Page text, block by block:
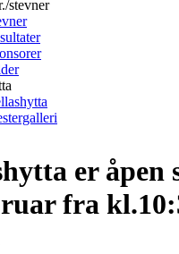
stevner
er åpen
fra